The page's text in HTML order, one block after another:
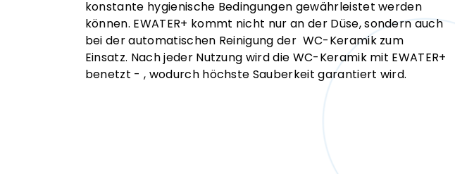
konstante hygienische Bedingungen gewährleistet werden
können. EWATER+ kommt nicht nur an der Düse, sondern auch
bei der automatischen Reinigung der WC-Keramik zum
Einsatz. Nach jeder Nutzung wird die WC-Keramik mit EWATER+
benetzt - , wodurch höchste Sauberkeit garantiert wird.